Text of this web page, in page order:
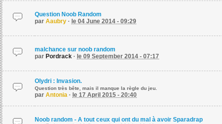
Question Noob Random
par Aaubry · le 04 June 2014 - 09:29
malchance sur noob random
par Pordrack · le 09 September 2014 - 07:17
Olydri : Invasion.
Question très bête, mais il manque la règle du jeu.
par Antonia · le 17 April 2015 - 20:40
Noob random - A tout ceux qui ont du mal à avoir Sparadrap